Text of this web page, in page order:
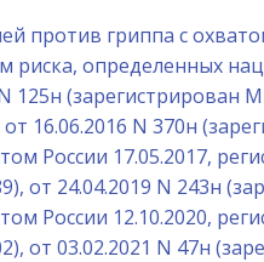
против гриппа с
риска, определенных
125н
16.06.2016 N 370н
России 17.05.2017,
от 24.04.2019 N 243н
России 12.10.2020,
от 03.02.2021 N 47н